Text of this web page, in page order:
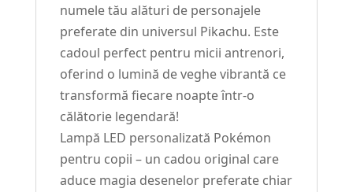
numele tău alături de personajele
preferate din universul Pikachu. Este
cadoul perfect pentru micii antrenori,
oferind o lumină de veghe vibrantă ce
transformă fiecare noapte într-o
călătorie legendară!
Lampă LED personalizată Pokémon
pentru copii – un cadou original care
aduce magia desenelor preferate chiar